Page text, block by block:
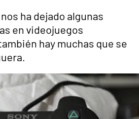
ha dejado algunas
en videojuegos
hay muchas que se